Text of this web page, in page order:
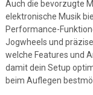
Auch die bevorzugte
elektronische Musik
Performance-
Jogwheels und
welche Features und
damit dein Setup
beim Auflegen